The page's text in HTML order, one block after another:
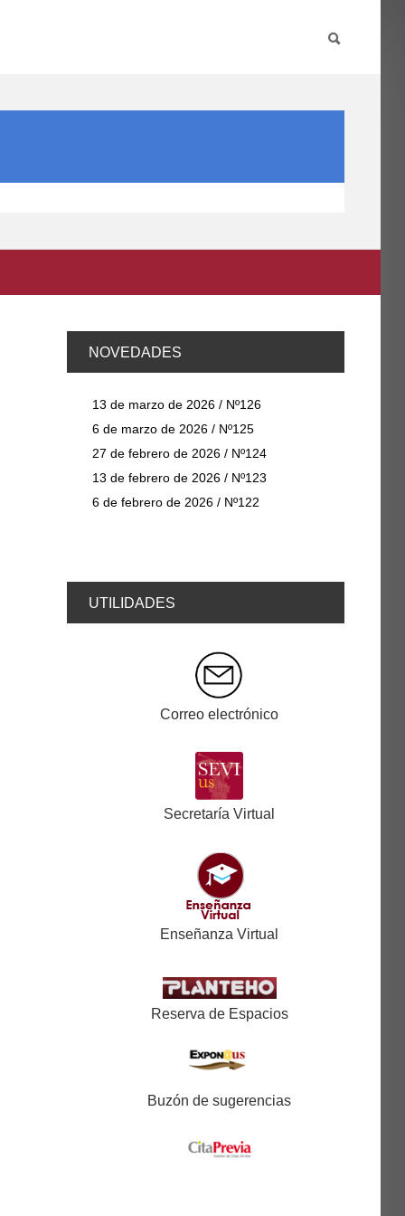
NOVEDADES
13 de marzo de 2026 / Nº126
6 de marzo de 2026 / Nº125
27 de febrero de 2026 / Nº124
13 de febrero de 2026 / Nº123
6 de febrero de 2026 / Nº122
UTILIDADES
Correo electrónico
Secretaría Virtual
Enseñanza Virtual
Reserva de Espacios
Buzón de sugerencias